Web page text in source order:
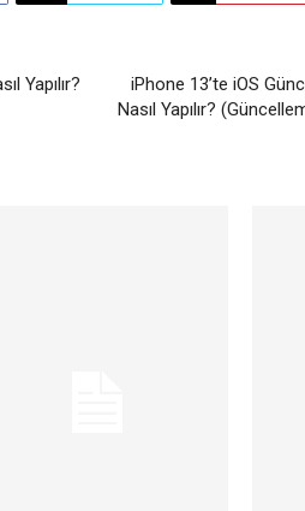
Yapılır?
iPhone 13’te iOS
Nasıl Yapılır?